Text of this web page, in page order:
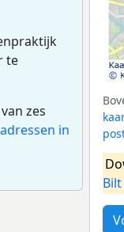
te
zes
in
Bilt